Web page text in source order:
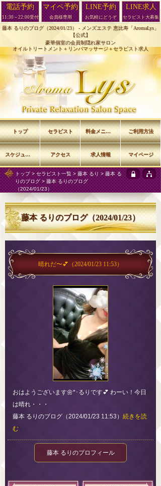
藤本 るりのブログ（2024/01/23） - メンズエステ 恵比寿「AromaLys」
【公式】
豪華個室の会員制隠れ家サロン
オイルトリートメント＋リンパマッサージ＋セラピスト求人
トップ> セラピスト一覧 >藤本 るり >藤本 る
りのブログ> 藤本 るりのブログ
（2024/01/23）
藤本 るりのブログ（2024/01/23）
晴れだ〜💕 （2024/01/23 11:53）
おはようございます🌼*･るりです💕 わーい！今日
は晴れ・・・
藤本 るりのブログ（2024/01/23 11:53） 続きを読
む
藤本 るりのプロフィール
トップ セラピスト 料金メニュー ご利用方法
スケジュール アクセス 求人情報 マイページ
電話予約
11:30～22:00受付
マイペ予約
会員様専用
LINE予約
お気軽にどうぞ
LINE求人
セラピスト大募集